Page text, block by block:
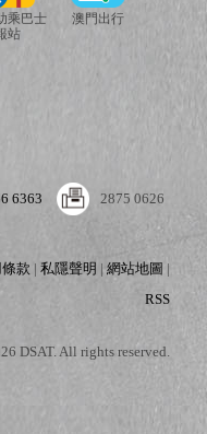
乘巴士
站
澳門出行
6363 2875 0626
款 |私隱聲明 |網站地圖 |
RSS
DSAT. All rights reserved.